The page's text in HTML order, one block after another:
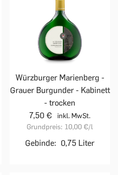
Würzburger Marienberg -
Grauer Burgunder - Kabinett
- trocken
7,50 €
inkl. MwSt.
Grundpreis: 10,00 €/l
Gebinde: 0,75 Liter